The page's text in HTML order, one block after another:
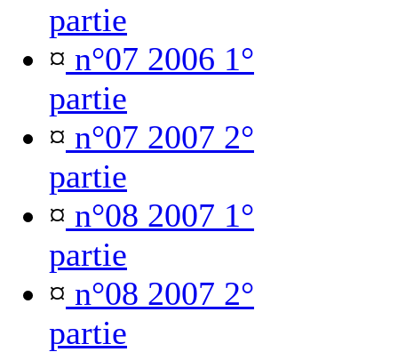
partie
¤ n°07 2006 1°
partie
¤ n°07 2007 2°
partie
¤ n°08 2007 1°
partie
¤ n°08 2007 2°
partie